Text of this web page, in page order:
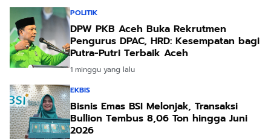
POLITIK
DPW PKB Aceh Buka Rekrutmen
Pengurus DPAC, HRD: Kesempatan bagi
Putra-Putri Terbaik Aceh
1 minggu yang lalu
EKBIS
Bisnis Emas BSI Melonjak, Transaksi
Bullion Tembus 8,06 Ton hingga Juni
2026